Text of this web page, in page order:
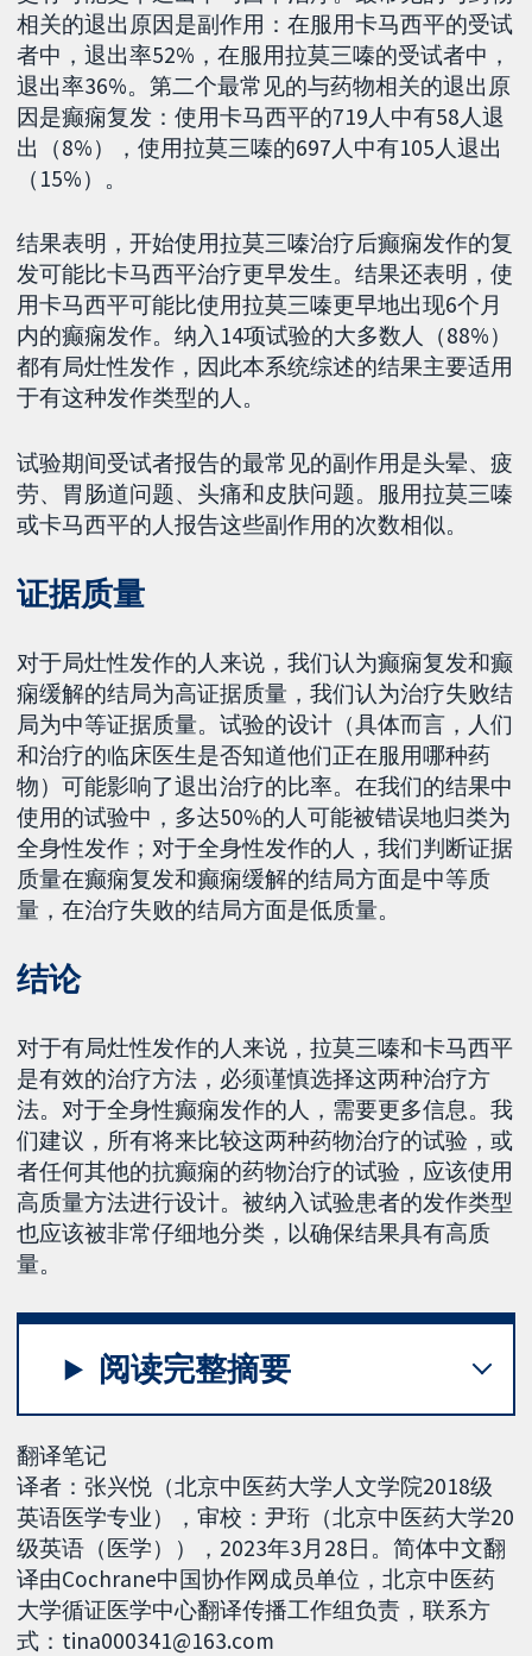
相关的退出原因是副作用：在服用卡马西平的受试
者中，退出率52%，在服用拉莫三嗪的受试者中，
退出率36%。第二个最常见的与药物相关的退出原
因是癫痫复发：使用卡马西平的719人中有58人退
出（8%），使用拉莫三嗪的697人中有105人退出
（15%）。
结果表明，开始使用拉莫三嗪治疗后癫痫发作的复
发可能比卡马西平治疗更早发生。结果还表明，使
用卡马西平可能比使用拉莫三嗪更早地出现6个月
内的癫痫发作。纳入14项试验的大多数人（88%）
都有局灶性发作，因此本系统综述的结果主要适用
于有这种发作类型的人。
试验期间受试者报告的最常见的副作用是头晕、疲
劳、胃肠道问题、头痛和皮肤问题。服用拉莫三嗪
或卡马西平的人报告这些副作用的次数相似。
证据质量
对于局灶性发作的人来说，我们认为癫痫复发和癫
痫缓解的结局为高证据质量，我们认为治疗失败结
局为中等证据质量。试验的设计（具体而言，人们
和治疗的临床医生是否知道他们正在服用哪种药
物）可能影响了退出治疗的比率。在我们的结果中
使用的试验中，多达50%的人可能被错误地归类为
全身性发作；对于全身性发作的人，我们判断证据
质量在癫痫复发和癫痫缓解的结局方面是中等质
量，在治疗失败的结局方面是低质量。
结论
对于有局灶性发作的人来说，拉莫三嗪和卡马西平
是有效的治疗方法，必须谨慎选择这两种治疗方
法。对于全身性癫痫发作的人，需要更多信息。我
们建议，所有将来比较这两种药物治疗的试验，或
者任何其他的抗癫痫的药物治疗的试验，应该使用
高质量方法进行设计。被纳入试验患者的发作类型
也应该被非常仔细地分类，以确保结果具有高质
量。
阅读完整摘要
翻译笔记
译者：张兴悦（北京中医药大学人文学院2018级
英语医学专业），审校：尹珩（北京中医药大学20
级英语（医学）），2023年3月28日。简体中文翻
译由Cochrane中国协作网成员单位，北京中医药
大学循证医学中心翻译传播工作组负责，联系方
式：tina000341@163.com